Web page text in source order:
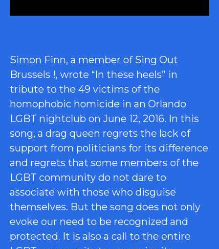
Simon Finn, a member of Sing Out
Brussels !, wrote “In these heels” in
tribute to the 49 victims of the
homophobic homicide in an Orlando
LGBT nightclub on June 12, 2016. In this
song, a drag queen regrets the lack of
support from politicians for its difference
and regrets that some members of the
LGBT community do not dare to
associate with those who disguise
themselves. But the song does not only
evoke our need to be recognized and
protected. It is also a call to the entire